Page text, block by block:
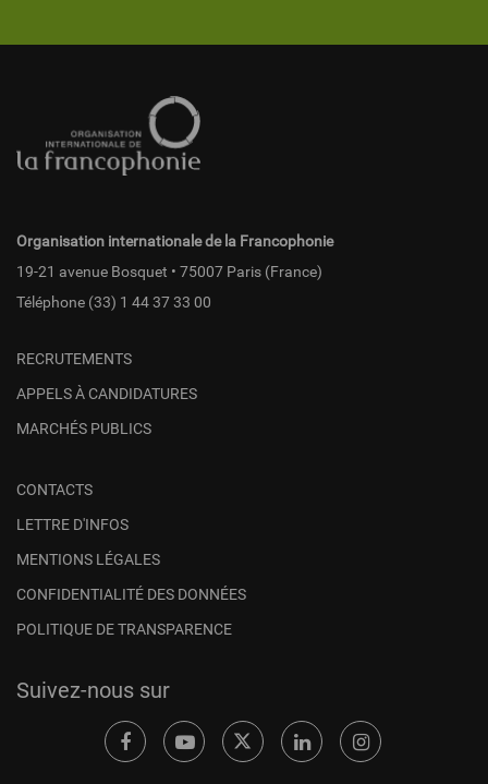
page
Organisation internationale de la Francophonie
19-21 avenue Bosquet • 75007 Paris (France)
Téléphone (33) 1 44 37 33 00
RECRUTEMENTS
APPELS À CANDIDATURES
MARCHÉS PUBLICS
CONTACTS
LETTRE D'INFOS
MENTIONS LÉGALES
CONFIDENTIALITÉ DES DONNÉES
POLITIQUE DE TRANSPARENCE
Suivez-nous sur